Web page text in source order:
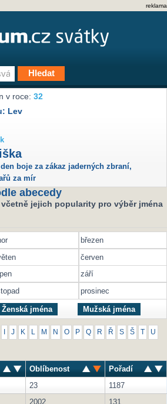
reklama
v roce:32
Lev
boje za zákaz jaderných zbraní,
za mír
abecedy
jejich popularity pro výběr jména
březen
červen
září
prosinec
Ženská jména Mužská jména
J K M N O P Q R Ř S Š U
Oblíbenost
Pořadí
23
1187
2002
131